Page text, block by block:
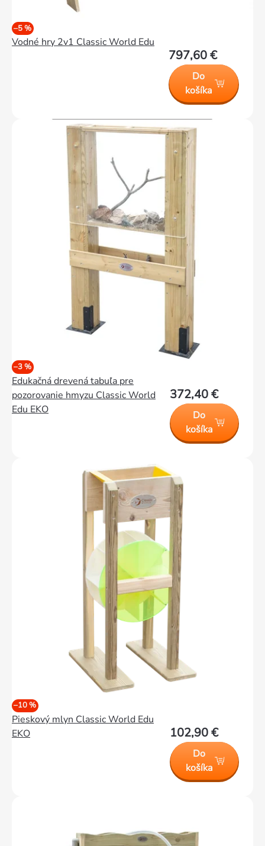
–5 %
Vodné hry 2v1 Classic World Edu
797,60 €
Do
košíka
–3 %
Edukačná drevená tabuľa pre
pozorovanie hmyzu Classic World
Edu EKO
372,40 €
Do
košíka
–10 %
Pieskový mlyn Classic World Edu
EKO
102,90 €
Do
košíka